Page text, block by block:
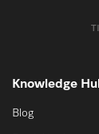
Knowledge
Blog